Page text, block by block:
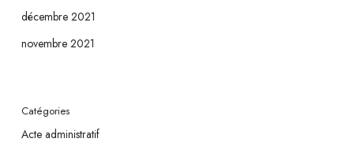
décembre 2021
novembre 2021
Catégories
Acte administratif